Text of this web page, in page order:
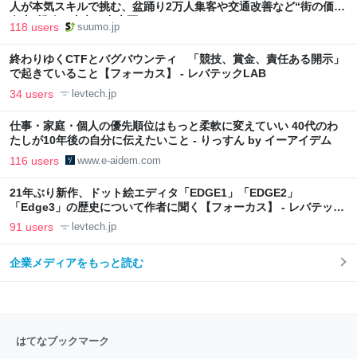
人が本気スキルで挑む、盆踊り2万人集客や交通改善など“街の価値
向上”戦略 東京・中央区
118 users suumo.jp
終わりゆくCTFとバグバウンティ 「競技、賞金、責任ある開示」
で起きていること【フォーカス】 - レバテックLAB
34 users levtech.jp
仕事・家庭・個人の優先順位はもっと柔軟に変えていい 40代のわ
たしが10年後の自分に伝えたいこと - りっすん by イーアイデム
116 users www.e-aidem.com
21年ぶり新作、ドット絵エディタ「EDGE1」「EDGE2」
「Edge3」の歴史について作者に聞く【フォーカス】 - レバテック
LAB
91 users levtech.jp
企業メディアをもっと読む
はてなブックマーク